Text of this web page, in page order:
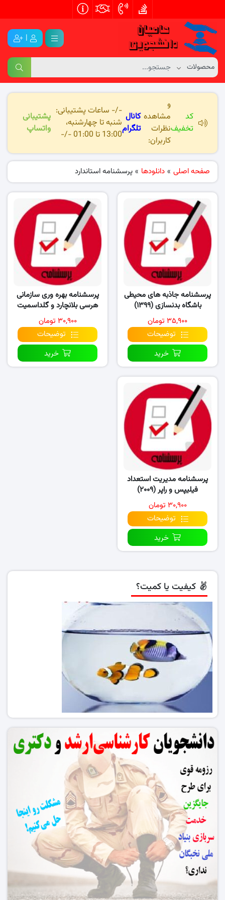
|
کد
تخفیف
و
مشاهده
نظرات
کاربران:
کانال
تلگرام
-/- ساعات پشتیبانی:
شنبه تا چهارشنبه،
13:00 تا 01:00 -/-
پشتیبانی
واتساپ
صفحه اصلی » دانلودها » پرسشنامه استاندارد
پرسشنامه جاذبه های محیطی
باشگاه بدنسازی (۱۳۹۹)
۳۵,۹۰۰ تومان
توضیحات
خرید
پرسشنامه بهره وری سازمانی
هرسی بلانچارد و گلداسمیت
۳۰,۹۰۰ تومان
توضیحات
خرید
پرسشنامه مدیریت استعداد
فیلیپس و راپر (۲۰۰۹)
۳۰,۹۰۰ تومان
توضیحات
خرید
کیفیت یا کمیت؟